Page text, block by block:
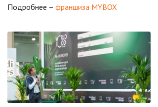
Подробнее – франшиза MYBOX